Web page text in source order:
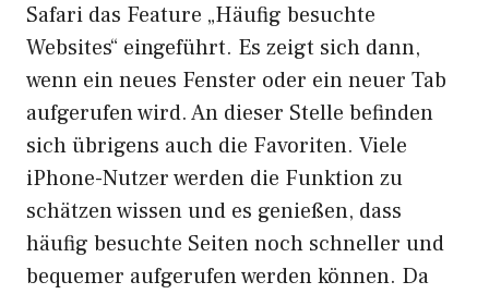
Safari das Feature „Häufig besuchte
Websites“ eingeführt. Es zeigt sich dann,
wenn ein neues Fenster oder ein neuer Tab
aufgerufen wird. An dieser Stelle befinden
sich übrigens auch die Favoriten. Viele
iPhone-Nutzer werden die Funktion zu
schätzen wissen und es genießen, dass
häufig besuchte Seiten noch schneller und
bequemer aufgerufen werden können. Da